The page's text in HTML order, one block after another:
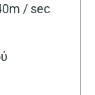
/ sec